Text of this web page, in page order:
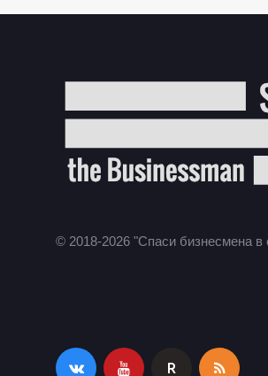
© 2018-2026 "Спаси бизнесмена в
R